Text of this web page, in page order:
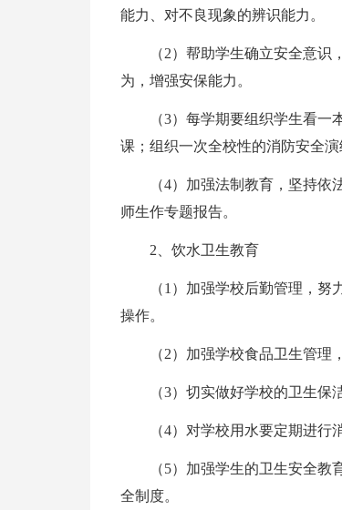
能力、对不良现象的辨识能力。
（2）帮助学生确立安全意
为，增强安保能力。
（3）每学期要组织学生看
课；组织一次全校性的消防安全
（4）加强法制教育，坚持
师生作专题报告。
2、饮水卫生教育
（1）加强学校后勤管理，
操作。
（2）加强学校食品卫生管理
（3）切实做好学校的卫生保
（4）对学校用水要定期进行
（5）加强学生的卫生安全
全制度。